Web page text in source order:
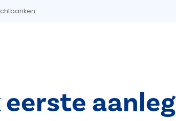
aanleg